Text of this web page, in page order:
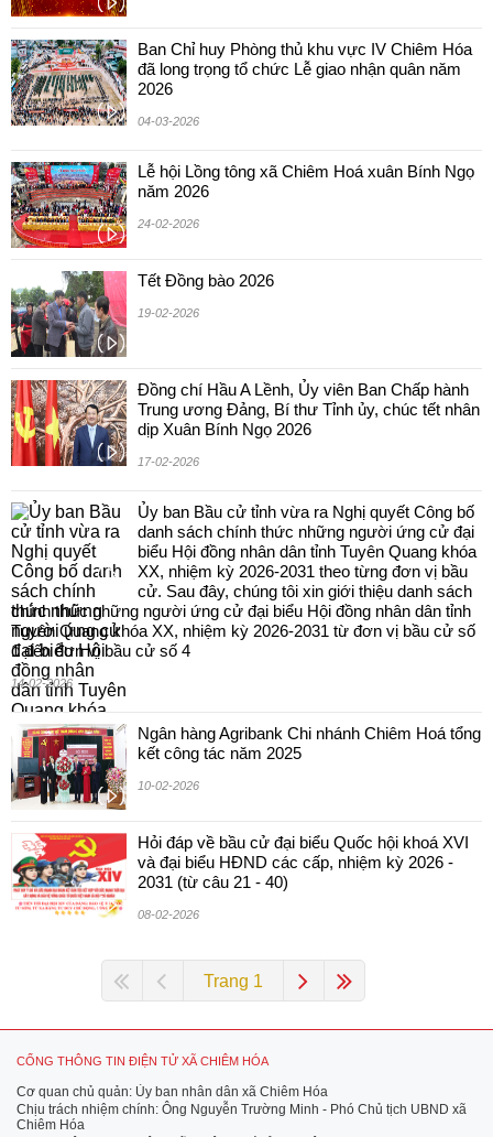
Ban Chỉ huy Phòng thủ khu vực IV Chiêm Hóa
đã long trọng tổ chức Lễ giao nhận quân năm
2026
04-03-2026
Lễ hội Lồng tông xã Chiêm Hoá xuân Bính Ngọ
năm 2026
24-02-2026
Tết Đồng bào 2026
19-02-2026
Đồng chí Hầu A Lềnh, Ủy viên Ban Chấp hành
Trung ương Đảng, Bí thư Tỉnh ủy, chúc tết nhân
dịp Xuân Bính Ngọ 2026
17-02-2026
Ủy ban Bầu cử tỉnh vừa ra Nghị quyết Công bố
danh sách chính thức những người ứng cử đại
biểu Hội đồng nhân dân tỉnh Tuyên Quang khóa
XX, nhiệm kỳ 2026-2031 theo từng đơn vị bầu
cử. Sau đây, chúng tôi xin giới thiệu danh sách
chính thức những người ứng cử đại biểu Hội đồng nhân dân tỉnh
Tuyên Quang khóa XX, nhiệm kỳ 2026-2031 từ đơn vị bầu cử số
1 đến đơn vị bầu cử số 4
14-02-2026
Ngân hàng Agribank Chi nhánh Chiêm Hoá tổng
kết công tác năm 2025
10-02-2026
Hỏi đáp về bầu cử đại biểu Quốc hội khoá XVI
và đại biểu HĐND các cấp, nhiệm kỳ 2026 -
2031 (từ câu 21 - 40)
08-02-2026
Trang 1
CỔNG THÔNG TIN ĐIỆN TỬ XÃ CHIÊM HÓA
Cơ quan chủ quản: Ủy ban nhân dân xã Chiêm Hóa
Chịu trách nhiệm chính: Ông Nguyễn Trường Minh - Phó Chủ tịch UBND xã
Chiêm Hóa